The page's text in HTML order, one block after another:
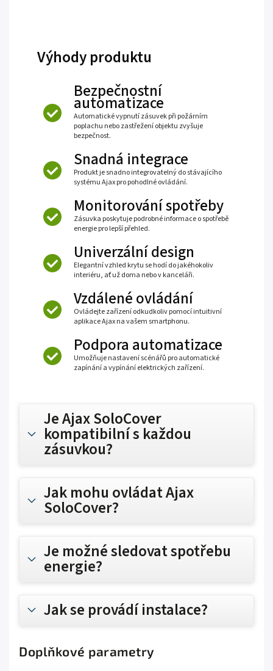
Výhody produktu
Bezpečnostní
automatizace
Automatické vypnutí zásuvek při požárním
poplachu nebo zastřežení objektu zvyšuje
bezpečnost.
Snadná integrace
Produkt je snadno integrovatelný do stávajícího
systému Ajax pro pohodlné ovládání.
Monitorování spotřeby
Zásuvka poskytuje podrobné informace o spotřebě
energie pro lepší přehled.
Univerzální design
Elegantní vzhled krytu se hodí do jakéhokoliv
interiéru, ať už doma nebo v kanceláři.
Vzdálené ovládání
Ovládejte zařízení odkudkoliv pomocí intuitivní
aplikace Ajax na vašem smartphonu.
Podpora automatizace
Umožňuje nastavení scénářů pro automatické
zapínání a vypínání elektrických zařízení.
Je Ajax SoloCover
kompatibilní s každou
zásuvkou?
Jak mohu ovládat Ajax
SoloCover?
Je možné sledovat spotřebu
energie?
Jak se provádí instalace?
Doplňkové parametry